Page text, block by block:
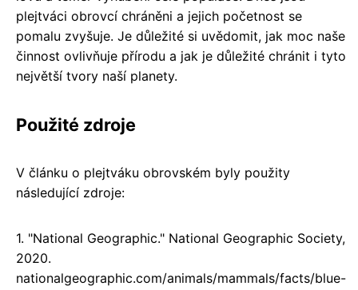
plejtváci obrovcí chráněni a jejich početnost se
pomalu zvyšuje. Je důležité si uvědomit, jak moc naše
činnost ovlivňuje přírodu a jak je důležité chránit i tyto
největší tvory naší planety.
Použité zdroje
V článku o plejtváku obrovském byly použity
následující zdroje:
1. "National Geographic." National Geographic Society,
2020.
nationalgeographic.com/animals/mammals/facts/blue-